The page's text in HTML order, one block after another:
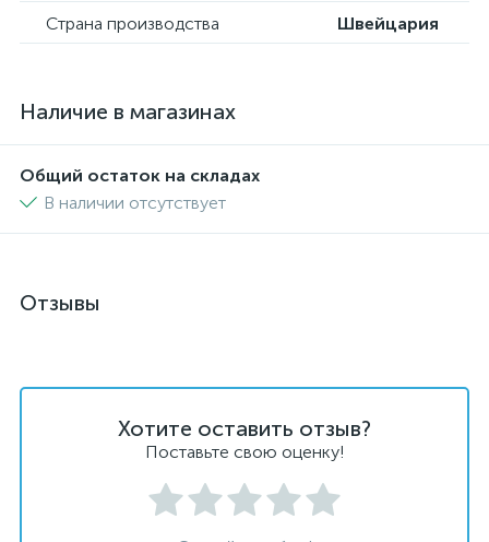
Страна производства
Швейцария
Наличие в магазинах
Общий остаток на складах
В наличии отсутствует
Отзывы
Хотите оставить отзыв?
Поставьте свою оценку!